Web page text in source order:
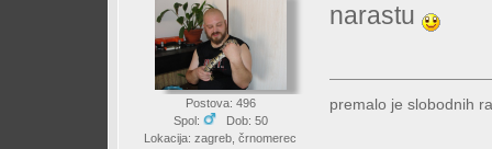
Postova: 496
Spol:
Dob: 50
Lokacija: zagreb, črnomerec
narastu
premalo je slobodnih